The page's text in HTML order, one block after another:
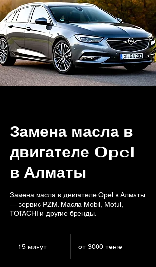
Замена масла в
двигателе Opel
в Алматы
Замена масла в двигателе Opel в Алматы
— сервис PZM. Масла Mobil, Motul,
TOTACHI и другие бренды.
15 минут
тенгеот 3000 тенге